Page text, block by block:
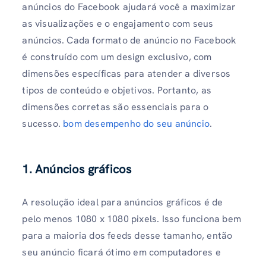
anúncios do Facebook ajudará você a maximizar
as visualizações e o engajamento com seus
anúncios. Cada formato de anúncio no Facebook
é construído com um design exclusivo, com
dimensões específicas para atender a diversos
tipos de conteúdo e objetivos. Portanto, as
dimensões corretas são essenciais para o
sucesso. bom desempenho do seu anúncio.
1. Anúncios gráficos
A resolução ideal para anúncios gráficos é de
pelo menos 1080 x 1080 pixels. Isso funciona bem
para a maioria dos feeds desse tamanho, então
seu anúncio ficará ótimo em computadores e